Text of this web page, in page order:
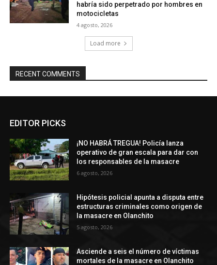
habría sido perpetrado por hombres en
motocicletas
4 agosto, 2026
Load more
RECENT COMMENTS
EDITOR PICKS
¡NO HABRÁ TREGUA! Policía lanza
operativo de gran escala para dar con
los responsables de la masacre
6 agosto, 2026
Hipótesis policial apunta a disputa entre
estructuras criminales como origen de
la masacre en Olanchito
5 agosto, 2026
Asciende a seis el número de víctimas
mortales de la masacre en Olanchito